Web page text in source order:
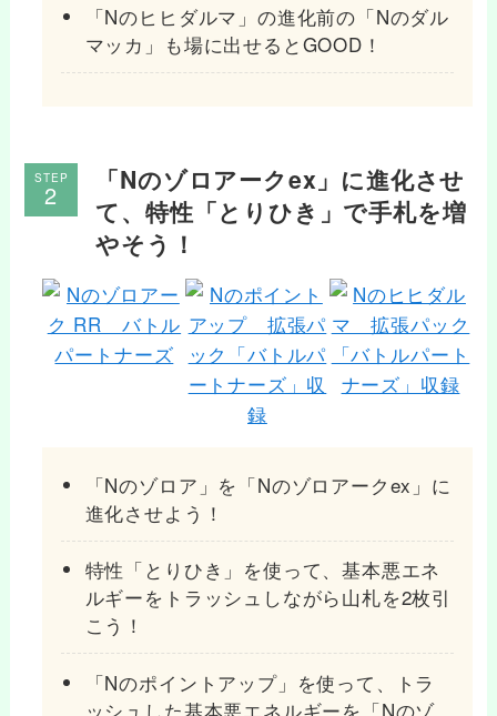
「Nのヒヒダルマ」の進化前の「Nのダル
マッカ」も場に出せるとGOOD！
STEP
「Nのゾロアークex」に進化させ
て、特性「とりひき」で手札を増
やそう！
「Nのゾロア」を「Nのゾロアークex」に
進化させよう！
特性「とりひき」を使って、基本悪エネ
ルギーをトラッシュしながら山札を2枚引
こう！
「Nのポイントアップ」を使って、トラ
ッシュした基本悪エネルギーを「Nのゾ